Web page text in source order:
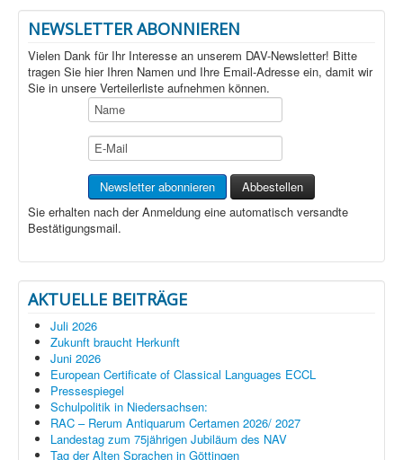
NEWSLETTER ABONNIEREN
Vielen Dank für Ihr Interesse an unserem DAV-Newsletter! Bitte
tragen Sie hier Ihren Namen und Ihre Email-Adresse ein, damit wir
Sie in unsere Verteilerliste aufnehmen können.
Sie erhalten nach der Anmeldung eine automatisch versandte
Bestätigungsmail.
AKTUELLE BEITRÄGE
Juli 2026
Zukunft braucht Herkunft
Juni 2026
European Certificate of Classical Languages ECCL
Pressespiegel
Schulpolitik in Niedersachsen:
RAC – Rerum Antiquarum Certamen 2026/ 2027
Landestag zum 75jährigen Jubiläum des NAV
Tag der Alten Sprachen in Göttingen